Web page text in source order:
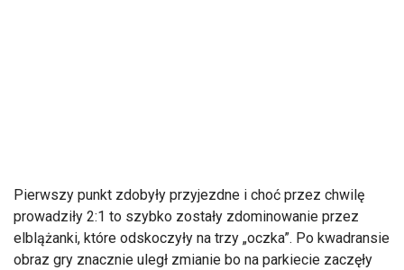
Pierwszy punkt zdobyły przyjezdne i choć przez chwilę
prowadziły 2:1 to szybko zostały zdominowanie przez
elblążanki, które odskoczyły na trzy „oczka”. Po kwadransie
obraz gry znacznie uległ zmianie bo na parkiecie zaczęły